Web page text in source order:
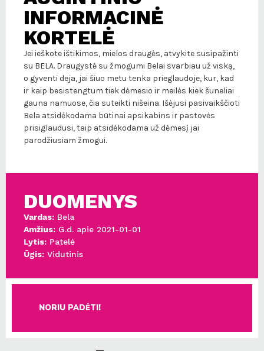
INFORMACINĖ
KORTELĖ
Jei ieškote ištikimos, mielos draugės, atvykite susipažinti
su BELA. Draugystė su žmogumi Belai svarbiau už viską,
o gyventi deja, jai šiuo metu tenka prieglaudoje, kur, kad
ir kaip besistengtum tiek dėmesio ir meilės kiek šuneliai
gauna namuose, čia suteikti nišeina. Išėjusi pasivaikščioti
Bela atsidėkodama būtinai apsikabins ir pastovės
prisiglaudusi, taip atsidėkodama už dėmesį jai
parodžiusiam žmogui.
DUOMENYS
Vardas: Bela
Amžius: G.d. apie 2021-01-01
Lytis: Patelė
Ūgis: Vidutinis
NORIU PADĖTI!